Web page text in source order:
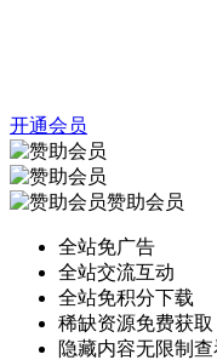
开通会员
赞助会员
全站免广告
全站交流互动
全站免积分下载
稀缺资源免费获取
隐藏内容无限制